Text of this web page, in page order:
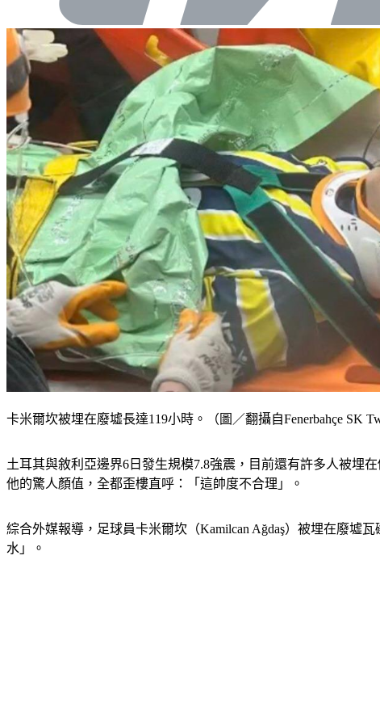
卡米爾坎被埋在廢墟長達119小時。（圖／翻攝自Fenerbahçe SK
土耳其與敘利亞邊界6日發生規模7.8強震，目前還有許多人被埋
他的驚人顏值，全都歪樓直呼：「這帥度不合理」。
綜合外媒報導，足球員卡米爾坎（Kamilcan Ağdaş）被埋在廢墟
水」。